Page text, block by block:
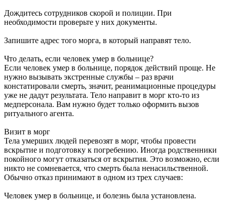
Дождитесь сотрудников скорой и полиции. При
необходимости проверьте у них документы.
Запишите адрес того морга, в который направят тело.
Что делать, если человек умер в больнице?
Если человек умер в больнице, порядок действий проще. Не
нужно вызывать экстренные службы – раз врачи
констатировали смерть, значит, реанимационные процедуры
уже не дадут результата. Тело направит в морг кто-то из
медперсонала. Вам нужно будет только оформить вызов
ритуального агента.
Визит в морг
Тела умерших людей перевозят в морг, чтобы провести
вскрытие и подготовку к погребению. Иногда родственники
покойного могут отказаться от вскрытия. Это возможно, если
никто не сомневается, что смерть была ненасильственной.
Обычно отказ принимают в одном из трех случаев:
Человек умер в больнице, и болезнь была установлена.